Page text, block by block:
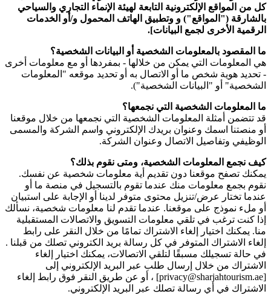
كل من المواقع الإلكترونية التابعة لهيئة الإنماء التجاري والسياحي
بالشارقة ("المواقع") و وتطبيق الهاتف المحمول و/أو الخدمات
الرقمية الأخرى لجمع البيانات].
ما المقصود بالمعلومات الشخصية أو البيانات الشخصية؟
هي المعلومات التي يمكن من خلالها - بمفردها أو مع معلومات أخرى
- تحديد هوية شخص ما أو الاتصال به أو تحديد موقعه "المعلومات
الشخصية" أو "البيانات الشخصية").
ما المعلومات الشخصية التي نجمعها؟
قد تتضمن أمثلة المعلومات الشخصية التي نجمعها من خلال موقعنا
أو منصتنا اسمك وعنوان بريدك الإلكتروني واسم الشركة والمسمى
الوظيفي وتفاصيل الاتصال وعنوان الشركة.
كيف نجمع المعلومات الشخصية، ومتى نقوم بذلك؟
يمكنك تصفح موقعنا دون تقديم أية معلومات شخصية عن نفسك.
نقوم بجمع معلومات منك عندما تقوم بالتسجيل في منصة ما أو
عندما تختار عرض/تنزيل محتوى متوفر لدينا أو الإجابة على استبيان
أو ملء نموذج على موقعنا. عندما تقدم لنا معلومات شخصية، نسألك
إذا كنت ترغب في تلقي معلومات التسويق والاتصالات المستقبلية
منا. يمكنك اختيار إلغاء الاشتراك تمامًا من خلال النقر على رابط
إلغاء الاشتراك المتوفر في كل رسالة بريد الكتروني تصلك من قبلنا .
في حالة تسجيلك مسبقًا لتلقي الاتصالات، يمكنك اختيار إلغاء
الاشتراك من خلال إرسال طلب عبر البريد الإلكتروني إلى
[privacy@sharjahtourism.ae] ، أو عن طريق النقر فوق رابط إلغاء
الاشتراك في أي رسالة تصلك عبر البريد الإلكتروني.